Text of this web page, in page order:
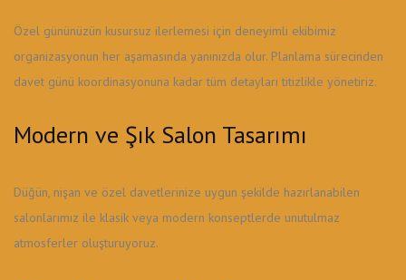
Özel gününüzün kusursuz ilerlemesi için deneyimli ekibimiz
organizasyonun her aşamasında yanınızda olur. Planlama sürecinden
davet günü koordinasyonuna kadar tüm detayları titizlikle yönetiriz.
Modern ve Şık Salon Tasarımı
Düğün, nişan ve özel davetlerinize uygun şekilde hazırlanabilen
salonlarımız ile klasik veya modern konseptlerde unutulmaz
atmosferler oluşturuyoruz.